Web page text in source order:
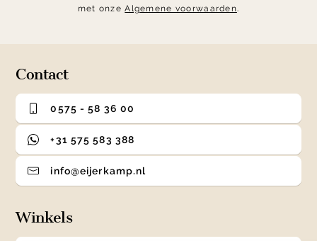
met onzeAlgemene voorwaarden.
Contact
0575 - 58 36 00
+31 575 583 388
info@eijerkamp.nl
Winkels